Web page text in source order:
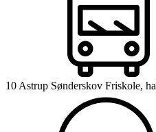
10 Astrup Sønderskov Friskole,